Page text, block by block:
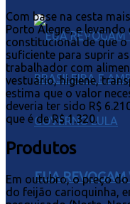
EUA
Com base na cesta
Porto Alegre, e
constitucional de que
suficiente para suprir
trabalhador com
vestuário, higiene,
estima que o valor
deveria ter sido R$
que é de R$ 1.320.
Produtos
Em outubro, o preço
do feijão carioquinha,